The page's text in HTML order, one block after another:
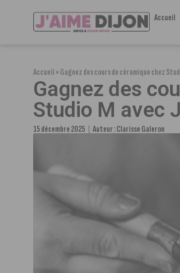
Accueil
Accueil»Gagnez des cours de céramique chez
Gagnez des
Studio M avec
15 décembre 2025 Auteur :Clarisse Galeron